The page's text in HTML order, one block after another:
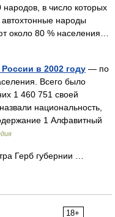
в число которых
народы
около 80 % населения…
в 2002 году — по
Всего было
1 460 751 своей
национальность,
1 Алфавитный
Герб губернии …
18+